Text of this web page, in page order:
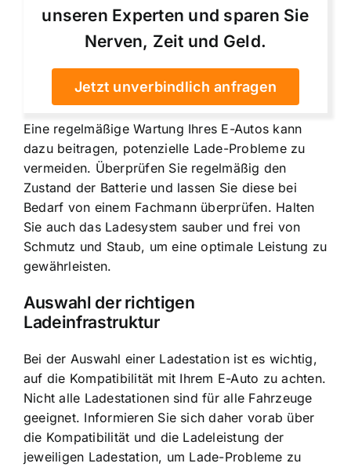
unseren Experten und sparen Sie
Nerven, Zeit und Geld.
Jetzt unverbindlich anfragen
Eine regelmäßige Wartung Ihres E-Autos kann
dazu beitragen, potenzielle Lade-Probleme zu
vermeiden. Überprüfen Sie regelmäßig den
Zustand der Batterie und lassen Sie diese bei
Bedarf von einem Fachmann überprüfen. Halten
Sie auch das Ladesystem sauber und frei von
Schmutz und Staub, um eine optimale Leistung zu
gewährleisten.
Auswahl der richtigen
Ladeinfrastruktur
Bei der Auswahl einer Ladestation ist es wichtig,
auf die Kompatibilität mit Ihrem E-Auto zu achten.
Nicht alle Ladestationen sind für alle Fahrzeuge
geeignet. Informieren Sie sich daher vorab über
die Kompatibilität und die Ladeleistung der
jeweiligen Ladestation, um Lade-Probleme zu